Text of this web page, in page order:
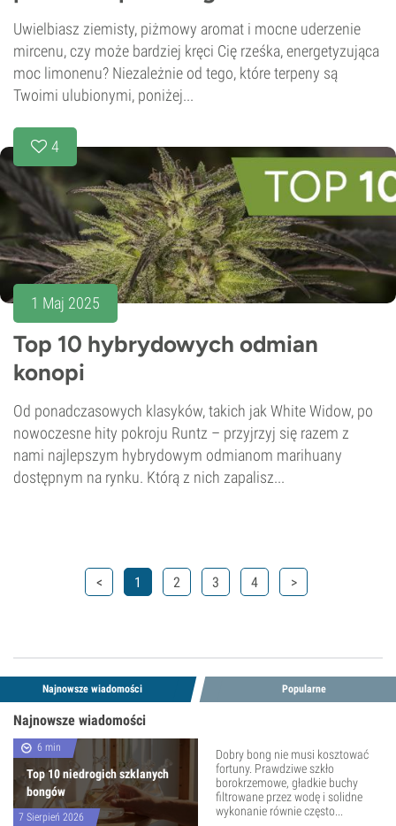
Uwielbiasz ziemisty, piżmowy aromat i mocne uderzenie
mircenu, czy może bardziej kręci Cię rześka, energetyzująca
moc limonenu? Niezależnie od tego, które terpeny są
Twoimi ulubionymi, poniżej...
4
1 Maj 2025
Top 10 hybrydowych odmian
konopi
Od ponadczasowych klasyków, takich jak White Widow, po
nowoczesne hity pokroju Runtz – przyjrzyj się razem z
nami najlepszym hybrydowym odmianom marihuany
dostępnym na rynku. Którą z nich zapalisz...
< 1 2 3 4 >
Najnowsze wiadomości Popularne
Najnowsze wiadomości
6 min
Top 10 niedrogich szklanych
bongów
7 Sierpień 2026
Dobry bong nie musi kosztować
fortuny. Prawdziwe szkło
borokrzemowe, gładkie buchy
filtrowane przez wodę i solidne
wykonanie równie często...